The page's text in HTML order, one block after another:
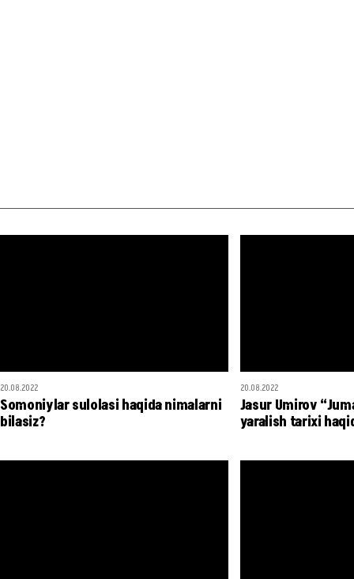
20.08.2022
Somoniylar sulolasi haqida nimalarni
bilasiz?
20.08.2022
Jasur Umirov
yaralish tarixi